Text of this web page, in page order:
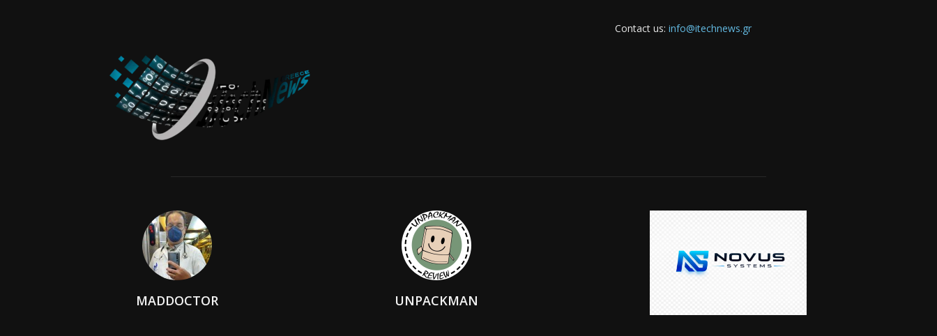
Contact us: info@itechnews.gr
MADDOCTOR UNPACKMAN